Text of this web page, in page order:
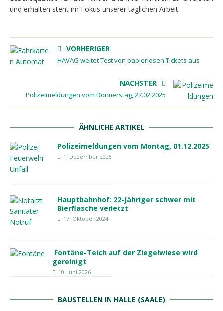
und erhalten steht im Fokus unserer täglichen Arbeit.
VORHERIGER
HAVAG weitet Test von papierlosen Tickets aus
NÄCHSTER
Polizeimeldungen vom Donnerstag, 27.02.2025
ÄHNLICHE ARTIKEL
Polizeimeldungen vom Montag, 01.12.2025
1. Dezember 2025
Hauptbahnhof: 22-Jähriger schwer mit
Bierflasche verletzt
17. Oktober 2024
Fontäne-Teich auf der Ziegelwiese wird
gereinigt
10. Juni 2026
BAUSTELLEN IN HALLE (SAALE)